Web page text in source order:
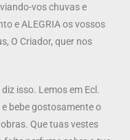
vos chuvas e
e ALEGRIA os vossos
O Criador, quer nos
isso. Lemos em Ecl.
e bebe gostosamente o
Que tuas vestes